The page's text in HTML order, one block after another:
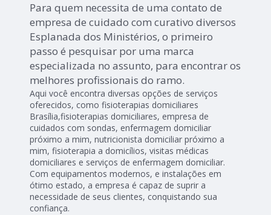
Para quem necessita de uma contato de
empresa de cuidado com curativo diversos
Esplanada dos Ministérios, o primeiro
passo é pesquisar por uma marca
especializada no assunto, para encontrar os
melhores profissionais do ramo.
Aqui você encontra diversas opções de serviços
oferecidos, como fisioterapias domiciliares
Brasília,fisioterapias domiciliares, empresa de
cuidados com sondas, enfermagem domiciliar
próximo a mim, nutricionista domiciliar próximo a
mim, fisioterapia a domicílios, visitas médicas
domiciliares e serviços de enfermagem domiciliar.
Com equipamentos modernos, e instalações em
ótimo estado, a empresa é capaz de suprir a
necessidade de seus clientes, conquistando sua
confiança.